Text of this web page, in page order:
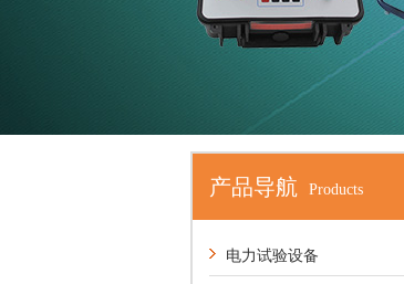
产品导航 Products
电力试验设备